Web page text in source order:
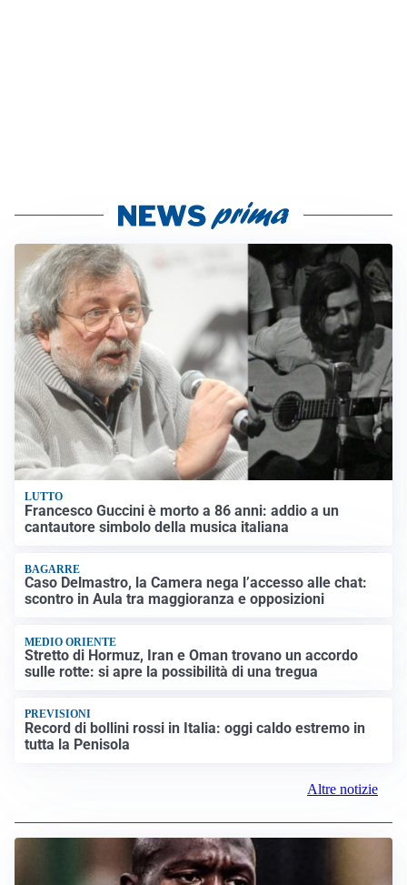
LUTTO
Francesco Guccini è morto a 86 anni: addio a un
cantautore simbolo della musica italiana
scontro in Aula tra maggioranza e opposizioni
sulle rotte: si apre la possibilità di una tregua
tutta la Penisola